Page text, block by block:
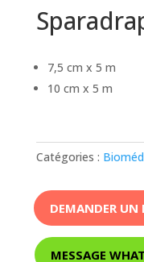
7,5 cm x 5 m
10 cm x 5 m
Catégories :
DEMANDER UN
MESSAGE